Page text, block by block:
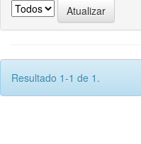
Resultado 1-1 de 1.